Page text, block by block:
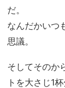
だ。
なんだかいつ
思議。
そしてそのか
トを大さじ1